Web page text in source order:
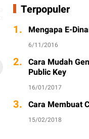
Terpopuler
1. Mengapa E-
6/11/2016
2. Cara Mudah
Public Key
16/01/2017
3. Cara Membuat
15/02/2018